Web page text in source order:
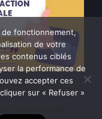
Communication
fonctionnement,
de votre
contenus ciblés
la performance de
accepter ces
sur « Refuser »